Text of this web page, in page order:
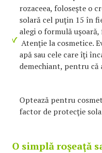
rozaceea, foloseşte o
solară cel puţin 15 în
alegi o formulă
Atenţie la cosmetice.
apă sau cele care îţi
demechiant, pentru
Optează pentru
factor de protecţie
O simplă roşeaţă